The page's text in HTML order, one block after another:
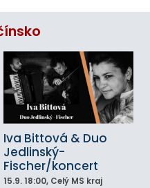
Iva Bittová & Duo
Jedlinský-
Fischer/koncert
15.9. 18:00, Celý MS kraj